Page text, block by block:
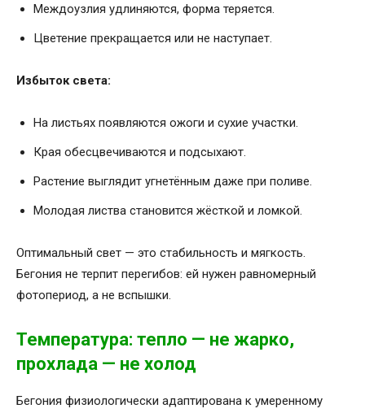
Междоузлия удлиняются, форма теряется.
Цветение прекращается или не наступает.
Избыток света:
На листьях появляются ожоги и сухие участки.
Края обесцвечиваются и подсыхают.
Растение выглядит угнетённым даже при поливе.
Молодая листва становится жёсткой и ломкой.
Оптимальный свет — это стабильность и мягкость.
Бегония не терпит перегибов: ей нужен равномерный
фотопериод, а не вспышки.
Температура: тепло — не жарко,
прохлада — не холод
Бегония физиологически адаптирована к умеренному